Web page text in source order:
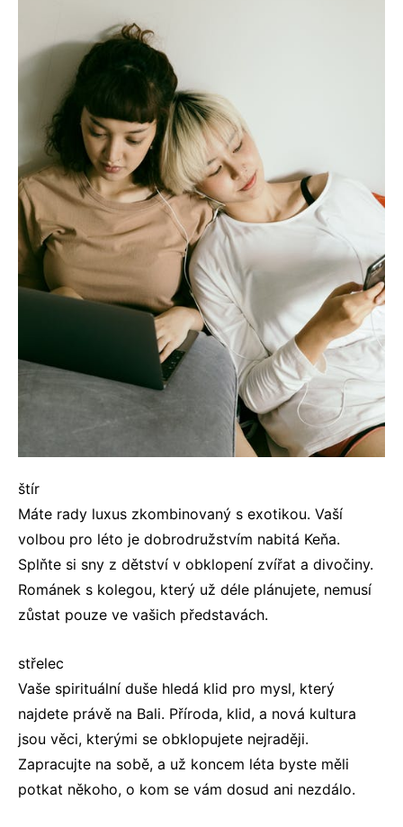
štír
Máte rady luxus zkombinovaný s exotikou. Vaší
volbou pro léto je dobrodružstvím nabitá Keňa.
Splňte si sny z dětství v obklopení zvířat a divočiny.
Románek s kolegou, který už déle plánujete, nemusí
zůstat pouze ve vašich představách.
střelec
Vaše spirituální duše hledá klid pro mysl, který
najdete právě na Bali. Příroda, klid, a nová kultura
jsou věci, kterými se obklopujete nejraději.
Zapracujte na sobě, a už koncem léta byste měli
potkat někoho, o kom se vám dosud ani nezdálo.